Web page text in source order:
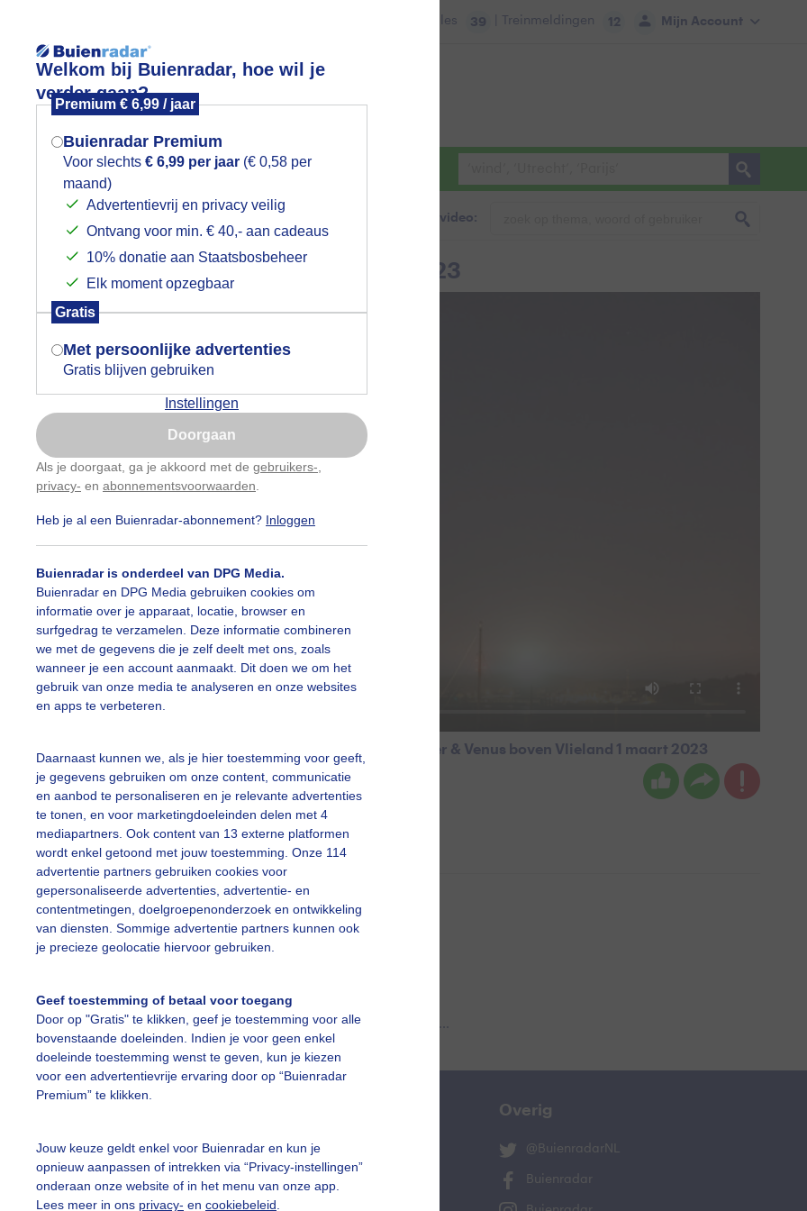
Welkom bij Buienradar, hoe wil je
verder gaan?
Premium € 6,99 / jaar
Buienradar Premium
Voor slechts € 6,99 per jaar (€ 0,58 per
maand)
Advertentievrij en privacy veilig
Ontvang voor min. € 40,- aan cadeaus
10% donatie aan Staatsbosbeheer
Elk moment opzegbaar
Gratis
Met persoonlijke advertenties
Gratis blijven gebruiken
Instellingen
Doorgaan
Als je doorgaat, ga je akkoord met de gebruikers-
privacy- en abonnementsvoorwaarden
Heb je al een Buienradar-abonnement? Inloggen
Buienradar is onderdeel van DPG Media.
Buienradar en DPG Media gebruiken cookies om
informatie over je apparaat, locatie, browser en
surfgedrag te verzamelen. Deze informatie combineren
we met de gegevens die je zelf deelt met ons, zoals
wanneer je een account aanmaakt. Dit doen we om het
gebruik van onze media te analyseren en onze websites
en apps te verbeteren.
Daarnaast kunnen we, als je hier toestemming voor geeft,
je gegevens gebruiken om onze content, communicatie
en aanbod te personaliseren en je relevante advertenties
te tonen, en voor marketingdoeleinden delen met 4
mediapartners. Ook content van 13 externe platformen
wordt enkel getoond met jouw toestemming. Onze 114
advertentie partners gebruiken cookies voor
gepersonaliseerde advertenties, advertentie- en
contentmetingen, doelgroepenonderzoek en ontwikkeling
van diensten. Sommige advertentie partners kunnen ook
je precieze geolocatie hiervoor gebruiken.
Geef toestemming of betaal voor toegang
Door op "Gratis" te klikken, geef je toestemming voor alle
bovenstaande doeleinden. Indien je voor geen enkel
doeleinde toestemming wenst te geven, kun je kiezen
voor een advertentievrije ervaring door op “Buienradar
Premium” te klikken.
Jouw keuze geldt enkel voor Buienradar en kun je
opnieuw aanpassen of intrekken via “Privacy-instellingen”
onderaan onze website of in het menu van onze app.
Lees meer in ons privacy- en cookiebeleid
Mijn Account
Files 39 | Treinmeldingen 12
Foto en video Weerzine
Zoeken in foto & video:
& Venus boven Vlieland 1 maart 2023
& Venus boven Vlieland 1 maart 2023. Timelapse van Jupiter & Venus boven Vlieland 1 maart 2023
Gerard Koster Joenje Gemaakt: 01-03-2023, 195x bekeken
Natuur Wolken
slideshow
Een moment geduld aub...
vragen
De Bilt
Overig
@BuienradarNL
Buienradar
Mogen we je locatie gebruiken voor
het weer?
Indien je hier nog geen akkoord op hebt
gegeven, verschijnt er zo een pop-up uit
je browser waarin deze toestemming
gevraagd wordt.
Is goed, toon de popup
Nu niet, misschien later
Gebruik je Safari en wil je niet elke dag deze pop-up
Klikhierom dit aan te passen